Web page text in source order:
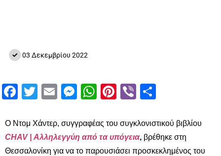
03 Δεκεμβρίου 2022
Facebook
Twitter
EmailMessenger
WhatsApp
Pinterest
Viber
Ο Ντομ Χάντερ, συγγραφέας του συγκλονιστικού βιβλίου
CHAV |
Αλληλεγγύη από τα υπόγεια, βρέθηκε στη
Θεσσαλονίκη για να το παρουσιάσει προσκεκλημένος του